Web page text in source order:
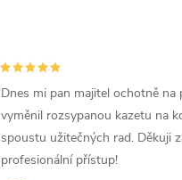
Dnes mi pan majitel ochotně na
vyměnil rozsypanou kazetu na
spoustu užitečných rad. Děkuji
profesionální přístup!